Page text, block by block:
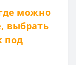
можно
выбрать
под